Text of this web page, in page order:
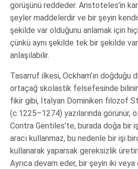
görüşünü reddeder. Aristoteles’in
şeyler maddelerdir ve bir şeyin
şekilde var olduğunu anlamak için
çünkü aynı şekilde tek bir şekilde
anlaşılabilir.
Tasarruf ilkesi, Ockham’ın doğduğu
ortaçağ skolastik felsefesinde
fikir gibi, İtalyan Dominiken filozof
(c.1225–1274) yazılarında görünür,
Contra Gentiles’te, burada doğa bir
aracı kullanmaz, bu nedenle bir işi
kullanarak yaparsak gereksizlik
Ayrıca devam eder, bir şeyin iki